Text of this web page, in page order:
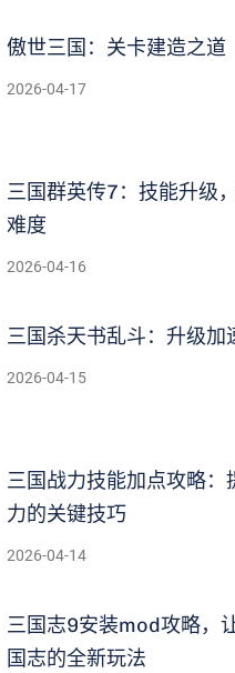
傲世三国：关卡建造之道
2026-04-17
三国群英传7：技能升级
难度
2026-04-16
三国杀天书乱斗：升级加
2026-04-15
三国战力技能加点攻略：
力的关键技巧
2026-04-14
三国志9安装mod攻略，
国志的全新玩法